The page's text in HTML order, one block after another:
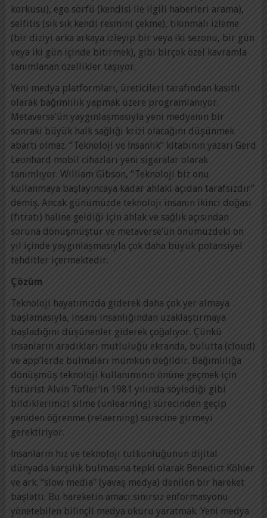
korkusu), ego sörfü (kendisi ile ilgili haberleri arama),
selfitis (sık sık kendi resmini çekme), tıkınmalı izleme
(bir diziyi arka arkaya izleyip bir veya iki sezonu, bir gün
veya iki gün içinde bitirmek), gibi birçok özel kavramla
tanımlanan özellikler taşıyor.
Yeni medya platformları, üreticileri tarafından kasıtlı
olarak bağımlılık yapmak üzere programlanıyor.
Metaverse’ün yaygınlaşmasıyla yeni medyanın bir
sonraki büyük halk sağlığı krizi olacağını düşünmek
abartı olmaz. “Teknoloji ve İnsanlık” kitabının yazarı Gerd
Leonhard mobil cihazları yeni sigaralar olarak
tanımlıyor. William Gibson, “Teknoloji biz onu
kullanmaya başlayıncaya kadar ahlaki açıdan tarafsızdır”
demiş. Ancak günümüzde teknoloji insanın ikinci doğası
(fıtratı) haline geldiği için ahlak ve sağlık açısından
soruna dönüşmüştür ve metaverse’ün önümüzdeki on
yıl içinde yaygınlaşmasıyla çok daha büyük potansiyel
tehditler içermektedir.
Çözüm
Teknoloji hayatımızda giderek daha çok yer almaya
başlamasıyla, insanı insanlığından uzaklaştırmaya
başladığını düşünenler giderek çoğalıyor. Çünkü
insanların aradıkları mutluluğu ekranda, bulutta (cloud)
ve app’lerde bulmaları mümkün değildir. Bağımlılığa
dönüşmüş teknoloji kullanımının önüne geçmek için
fütürist Alvin Tofler’in 1981 yılında söylediği gibi
bildiklerimizi silme (unlearning) sürecinden geçip
yeniden öğrenme (relaerning) sürecine girmeyi
gerektiriyor.
İnsanların hız ve teknoloji tutkunluğunun dijital
dünyada karşılık bulmasına tepki olarak Benedict Köhler
ve ark. “slow media” (yavaş medya) denilen bir hareket
başlattı. Bu hareketin amacı sınırsız enformasyonu
yönetebilen bilinçli medya okuru yaratmak. Yeni medya